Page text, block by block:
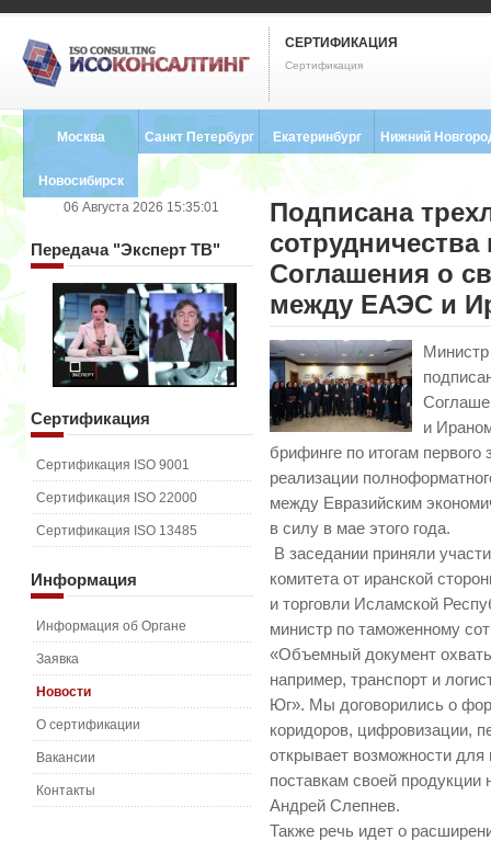
СЕРТИФИКАЦИЯ
Сертификация
Москва Санкт Петербург
8 (812) 748-2493
Екатеринбург
8 (343) 237-2593
Нижний
Новосибирск
8 (383) 227-8449
Подписана
Соглашения о
между ЕАЭС и
и
брифинге по итогам
реализации
между Евразийским
в силу в мае этого года.
В заседании приняли
комитета от иранской
и торговли Исламской
министр по таможенному
«Объемный документ
например, транспорт и
Юг». Мы договорились о
коридоров, цифровизации,
открывает возможности
поставкам своей продукции
Андрей Слепнев.
Также речь идет о
06 Августа 2026 15:35:01
Передача"Эксперт ТВ"
Сертификация
Сертификация ISO 9001
Сертификация ISO 22000
Сертификация ISO 13485
Информация
Информация об Органе
Заявка
Новости
О сертификации
Вакансии
Контакты